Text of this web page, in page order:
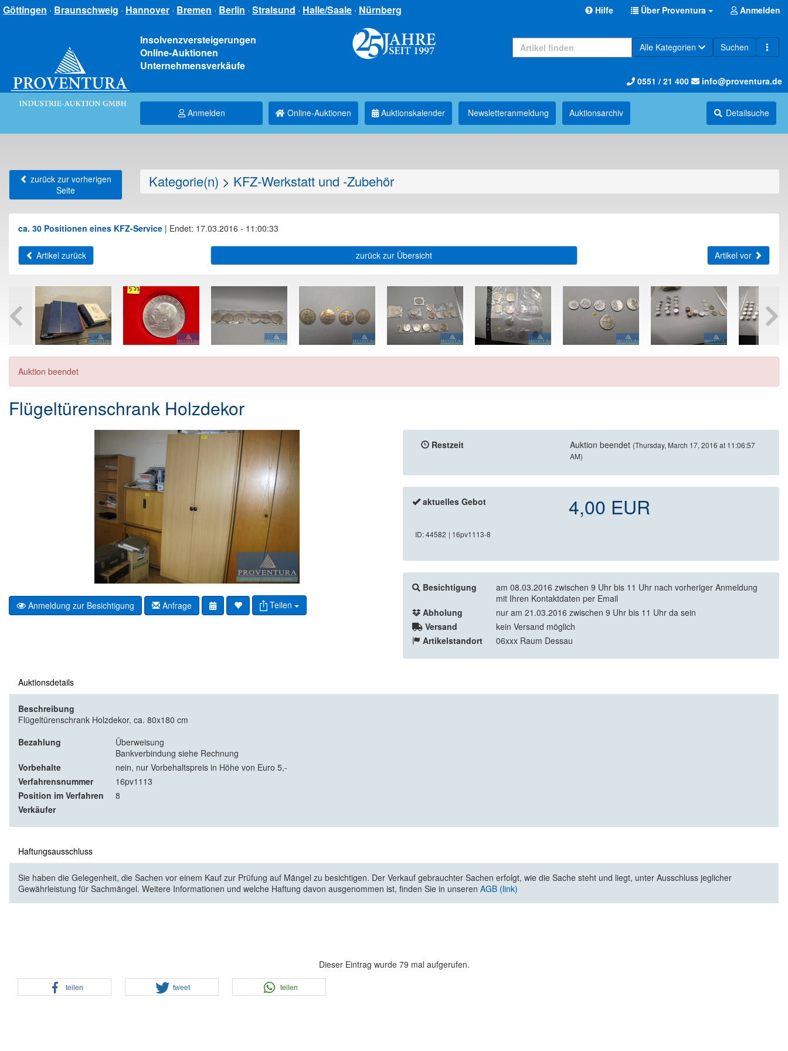
Göttingen · Braunschweig · Hannover · Bremen · Berlin · Stralsund · Halle/Saale · Nürnberg Hilfe Über Proventura Anmelden
Insolvenzversteigerungen
Online-Auktionen
Unternehmensverkäufe
Alle Kategorien Suchen
0551 / 21 400 info@proventura.de
Anmelden Online-Auktionen Auktionskalender Newsletter­anmeldung Auktions­archiv Detailsuche
zurück zur vorherigen
Seite
Kategorie(n) > KFZ-Werkstatt und -Zubehör
ca. 30 Positionen eines KFZ-Service | Endet: 17.03.2016 - 11:00:33
Artikel zurück zurück zur Übersicht Artikel vor
Auktion beendet
Flügeltürenschrank Holzdekor
Anmeldung zur Besichtigung Anfrage Teilen
Restzeit Auktion beendet (Thursday, March 17, 2016 at 11:06:57
AM)
aktuelles Gebot 4,00 EUR
ID: 44582 | 16pv1113-8
Besichtigung
am 08.03.2016 zwischen 9 Uhr bis 11 Uhr nach vorheriger Anmeldung
mit Ihren Kontaktdaten per Email
Abholung
nur am 21.03.2016 zwischen 9 Uhr bis 11 Uhr da sein
Versand
kein Versand möglich
Artikelstandort
06xxx Raum Dessau
Auktionsdetails
Beschreibung
Flügeltürenschrank Holzdekor, ca. 80x180 cm
Bezahlung
Überweisung
Bankverbindung siehe Rechnung
Vorbehalte
nein, nur Vorbehaltspreis in Höhe von Euro 5,-
Verfahrensnummer
16pv1113
Position im Verfahren
8
Verkäufer
Haftungsausschluss
Sie haben die Gelegenheit, die Sachen vor einem Kauf zur Prüfung auf Mängel zu besichtigen. Der Verkauf gebrauchter Sachen erfolgt, wie die Sache steht und liegt, unter Ausschluss jeglicher
Gewährleistung für Sachmängel. Weitere Informationen und welche Haftung davon ausgenommen ist, finden Sie in unseren AGB (link)
Dieser Eintrag wurde 79 mal aufgerufen.
teilen tweet teilen